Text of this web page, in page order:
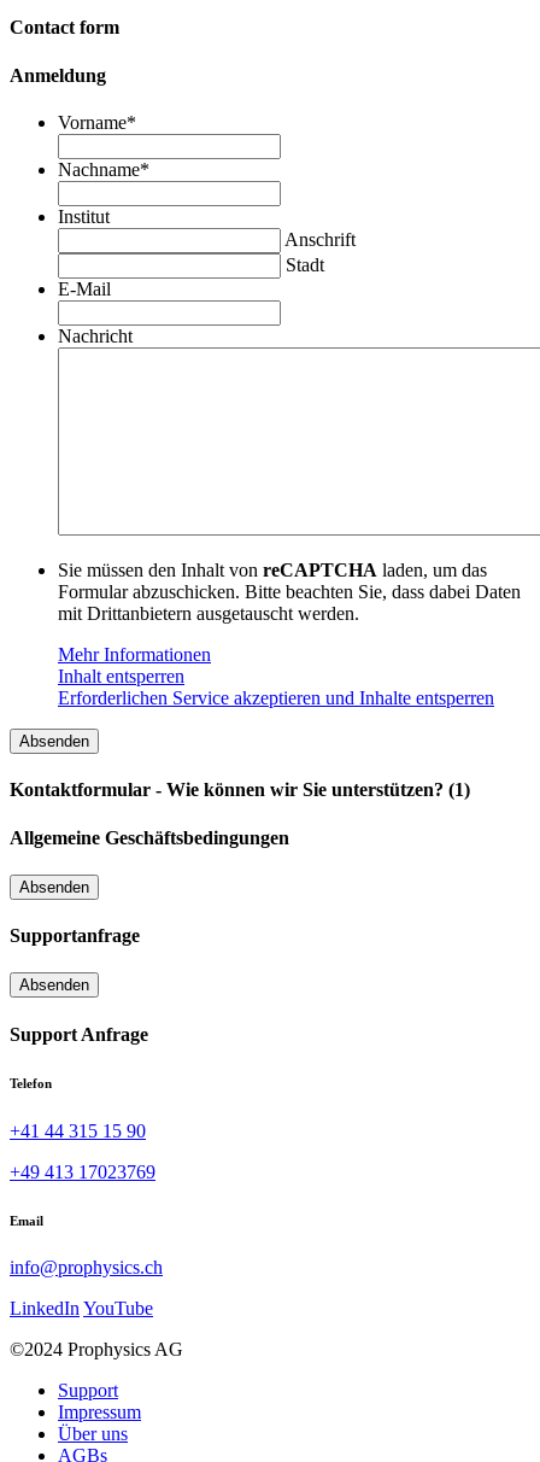
Contact form
Anmeldung
Vorname*
Nachname*
Institut
Anschrift
Stadt
E-Mail
Nachricht
Sie müssen den Inhalt von reCAPTCHA laden, um das
Formular abzuschicken. Bitte beachten Sie, dass dabei Daten
mit Drittanbietern ausgetauscht werden.
Mehr Informationen
Inhalt entsperren
Erforderlichen Service akzeptieren und Inhalte entsperren
Kontaktformular - Wie können wir Sie unterstützen? (1)
Allgemeine Geschäftsbedingungen
Supportanfrage
Support Anfrage
Telefon
+41 44 315 15 90
+49 413 17023769
Email
info@prophysics.ch
LinkedInYouTube
©2024 Prophysics AG
Support
Impressum
Über uns
AGBs